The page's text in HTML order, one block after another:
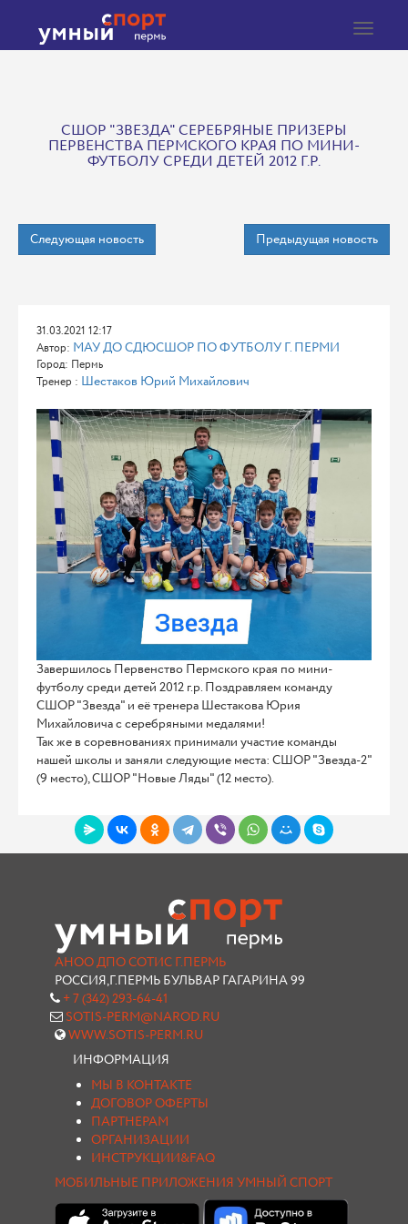
Toggle
СШОР "ЗВЕЗДА" СЕРЕБРЯНЫЕ ПРИЗЕРЫ
ПЕРВЕНСТВА ПЕРМСКОГО КРАЯ ПО МИНИ-
ФУТБОЛУ СРЕДИ ДЕТЕЙ 2012 Г.Р.
Следующая новость Предыдущая новость
31.03.2021 12:17
Автор: МАУ ДО СДЮСШОР ПО ФУТБОЛУ Г. ПЕРМИ
Город: Пермь
Тренер : Шестаков Юрий Михайлович
Завершилось Первенство Пермского края по мини-
футболу среди детей 2012 г.р. Поздравляем команду
СШОР "Звезда" и её тренера Шестакова Юрия
Михайловича с серебряными медалями!
Так же в соревнованиях принимали участие команды
нашей школы и заняли следующие места: СШОР "Звезда-2"
(9 место), СШОР "Новые Ляды" (12 место).
АНОО ДПО СОТИС Г.ПЕРМЬ
РОССИЯ,Г.ПЕРМЬ БУЛЬВАР ГАГАРИНА 99
+ 7 (342) 293-64-41
SOTIS-PERM@NAROD.RU
WWW.SOTIS-PERM.RU
ИНФОРМАЦИЯ
МЫ В КОНТАКТЕ
ДОГОВОР ОФЕРТЫ
ПАРТНЕРАМ
ОРГАНИЗАЦИИ
ИНСТРУКЦИИ&FAQ
МОБИЛЬНЫЕ ПРИЛОЖЕНИЯ УМНЫЙ СПОРТ